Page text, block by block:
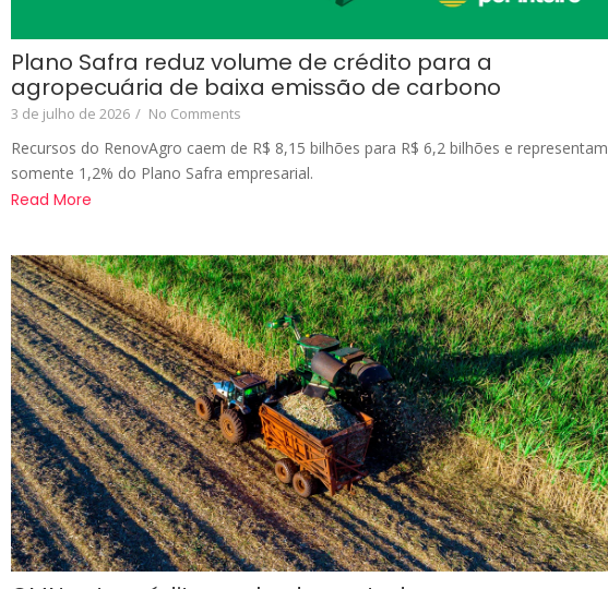
Plano Safra reduz volume de crédito para a
agropecuária de baixa emissão de carbono
3 de julho de 2026 / No Comments
Recursos do RenovAgro caem de R$ 8,15 bilhões para R$ 6,2 bilhões e representam
somente 1,2% do Plano Safra empresarial.
Read More